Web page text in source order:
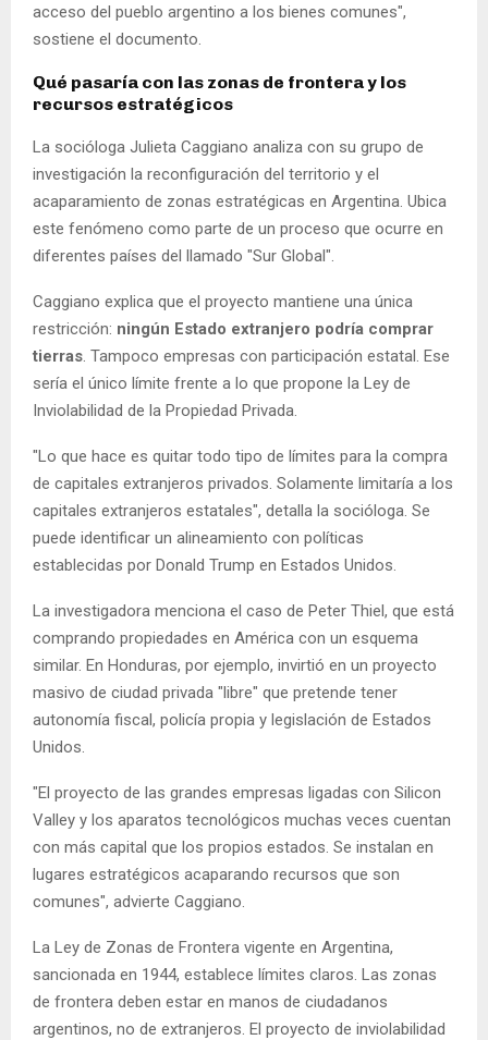
acceso del pueblo argentino a los bienes comunes",
sostiene el documento.
Qué pasaría con las zonas de frontera y los
recursos estratégicos
La socióloga Julieta Caggiano analiza con su grupo de
investigación la reconfiguración del territorio y el
acaparamiento de zonas estratégicas en Argentina. Ubica
este fenómeno como parte de un proceso que ocurre en
diferentes países del llamado "Sur Global".
Caggiano explica que el proyecto mantiene una única
restricción: ningún Estado extranjero podría comprar
tierras. Tampoco empresas con participación estatal. Ese
sería el único límite frente a lo que propone la Ley de
Inviolabilidad de la Propiedad Privada.
"Lo que hace es quitar todo tipo de límites para la compra
de capitales extranjeros privados. Solamente limitaría a los
capitales extranjeros estatales", detalla la socióloga. Se
puede identificar un alineamiento con políticas
establecidas por Donald Trump en Estados Unidos.
La investigadora menciona el caso de Peter Thiel, que está
comprando propiedades en América con un esquema
similar. En Honduras, por ejemplo, invirtió en un proyecto
masivo de ciudad privada "libre" que pretende tener
autonomía fiscal, policía propia y legislación de Estados
Unidos.
"El proyecto de las grandes empresas ligadas con Silicon
Valley y los aparatos tecnológicos muchas veces cuentan
con más capital que los propios estados. Se instalan en
lugares estratégicos acaparando recursos que son
comunes", advierte Caggiano.
La Ley de Zonas de Frontera vigente en Argentina,
sancionada en 1944, establece límites claros. Las zonas
de frontera deben estar en manos de ciudadanos
argentinos, no de extranjeros. El proyecto de inviolabilidad